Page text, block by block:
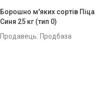
Борошно м'яких сортів Піца
Синя 25 кг (тип 0)
Продавець: Продбаза